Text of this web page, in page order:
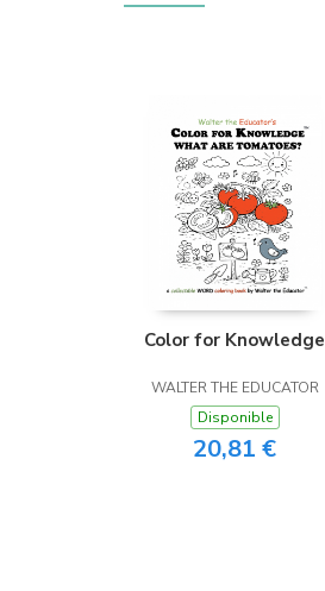
Color for Knowledge
WALTER THE EDUCATOR
Disponible
20,81 €